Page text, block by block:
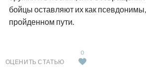
бойцы оставляют их как
пройденном пути.
ОЦЕНИТЬ СТАТЬЮ
0